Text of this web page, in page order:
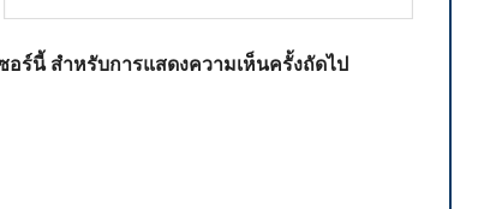
ร์นี้ สำหรับการแสดงความเห็นครั้งถัดไป